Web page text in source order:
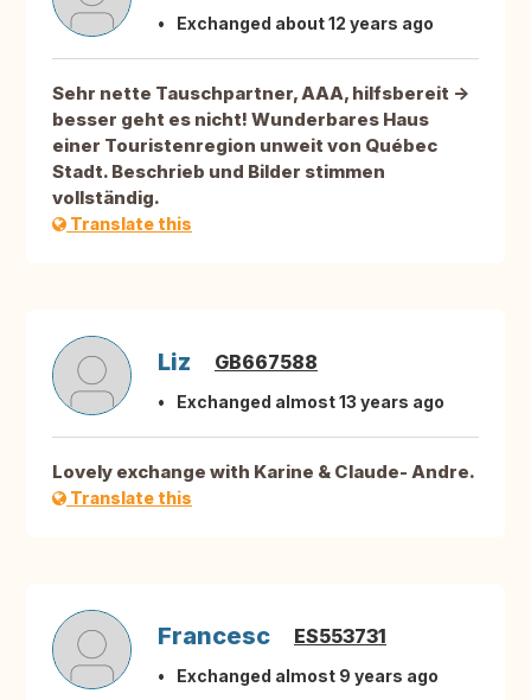
Exchanged about 12 years ago
Sehr nette Tauschpartner, AAA, hilfsbereit ->
besser geht es nicht! Wunderbares Haus
einer Touristenregion unweit von Québec
Stadt. Beschrieb und Bilder stimmen
vollständig.
Translate this
Liz GB667588
Exchanged almost 13 years ago
Lovely exchange with Karine & Claude- Andre.
Translate this
Francesc ES553731
Exchanged almost 9 years ago